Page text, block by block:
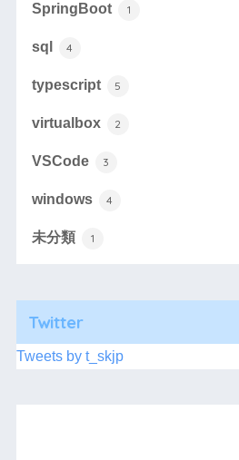
SpringBoot 1
sql 4
typescript 5
virtualbox 2
VSCode 3
windows 4
未分類 1
Twitter
Tweets by t_skjp